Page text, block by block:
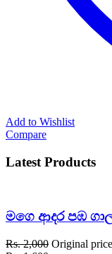
Add to Wishlist
Compare
Latest Products
මගෙ ආදර පඹ
Rs.2,000 Original